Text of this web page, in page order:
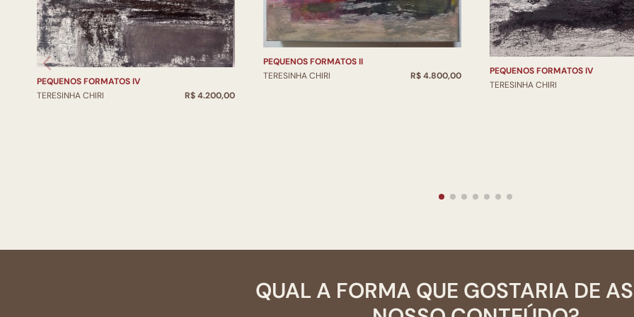
PEQUENOS FORMATOS IV
TERESINHA CHIRI
R$ 4.200,00
PEQUENOS FORMATOS II
TERESINHA CHIRI
R$ 4.800,00
PEQUENOS FORMATOS IV
TERESINHA CHIRI
QUAL A FORMA QUE GOSTARIA DE